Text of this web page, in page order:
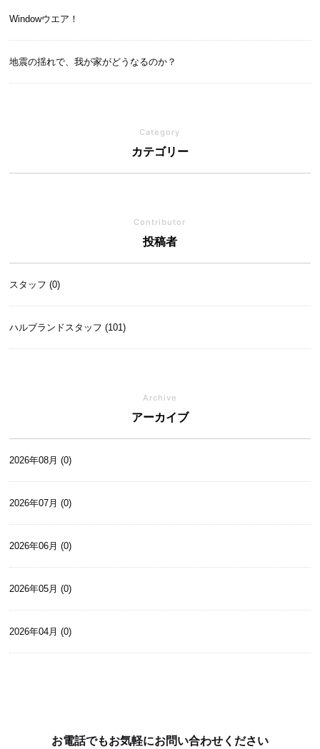
Windowウエア！
地震の揺れで、我が家がどうなるのか？
Category
カテゴリー
Contributor
投稿者
スタッフ (0)
ハルブランドスタッフ (101)
Archive
アーカイブ
2026年08月 (0)
2026年07月 (0)
2026年06月 (0)
2026年05月 (0)
2026年04月 (0)
お電話でもお気軽にお問い合わせください